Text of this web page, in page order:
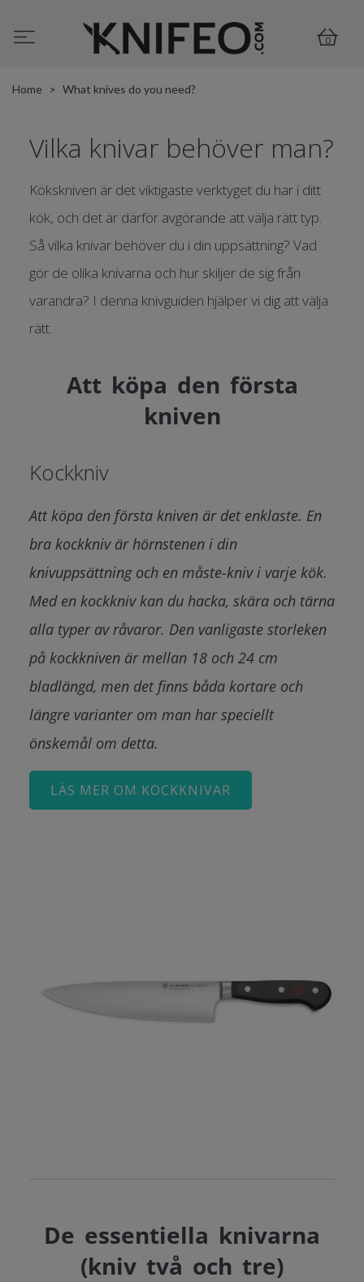
0
Home What knives do you need?
Vilka knivar behöver man?
Kökskniven är det viktigaste verktyget du har i ditt
kök, och det är därför avgörande att välja rätt typ.
Så vilka knivar behöver du i din uppsättning? Vad
gör de olika knivarna och hur skiljer de sig från
varandra? I denna knivguiden hjälper vi dig att välja
rätt.
Att köpa den första
kniven
Kockkniv
Att köpa den första kniven är det enklaste. En
bra kockkniv är hörnstenen i din
knivuppsättning och en måste-kniv i varje kök.
Med en kockkniv kan du hacka, skära och tärna
alla typer av råvaror. Den vanligaste storleken
på kockkniven är mellan 18 och 24 cm
bladlängd, men det finns båda kortare och
längre varianter om man har speciellt
önskemål om detta.
LÄS MER OM KOCKKNIVAR
De essentiella knivarna
(kniv två och tre)